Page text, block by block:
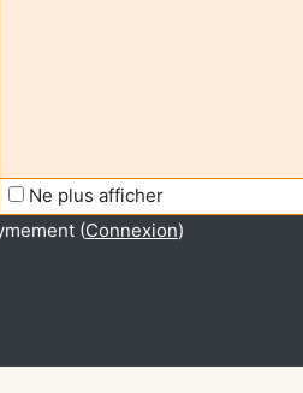
Ne plus afficher
(Connexion)